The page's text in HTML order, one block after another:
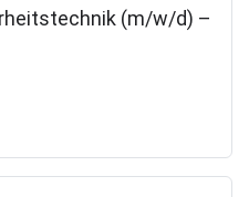
(m/w/d) –